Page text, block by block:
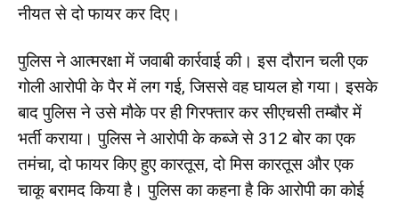
नीयत से दो फायर कर दिए।
पुलिस ने आत्मरक्षा में जवाबी कार्रवाई की। इस दौरान चली एक
गोली आरोपी के पैर में लग गई, जिससे वह घायल हो गया। इसके
बाद पुलिस ने उसे मौके पर ही गिरफ्तार कर सीएचसी तम्बौर में
भर्ती कराया। पुलिस ने आरोपी के कब्जे से 312 बोर का एक
तमंचा, दो फायर किए हुए कारतूस, दो मिस कारतूस और एक
चाकू बरामद किया है। पुलिस का कहना है कि आरोपी का कोई